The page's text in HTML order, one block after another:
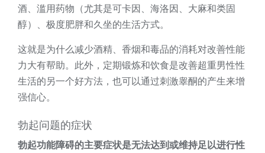
酒、滥用药物（尤其是可卡因、海洛因、大麻和类固
醇）、极度肥胖和久坐的生活方式。
这就是为什么减少酒精、香烟和毒品的消耗对改善性能
力大有帮助。此外，定期锻炼和饮食是改善超重男性性
生活的另一个好方法，也可以通过刺激睾酮的产生来增
强信心。
勃起问题的症状
勃起功能障碍的主要症状是无法达到或维持足以进行性